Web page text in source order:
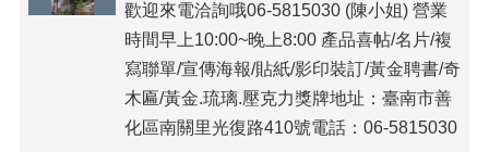
歡迎來電洽詢哦06-5815030 (陳小姐) 營業
時間早上10:00~晚上8:00 產品喜帖/名片/複
寫聯單/宣傳海報/貼紙/影印裝訂/黃金聘書/奇
木匾/黃金.琉璃.壓克力獎牌地址：臺南市善
化區南關里光復路410號電話：06-5815030